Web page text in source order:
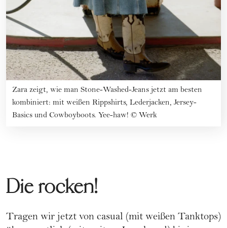
Zara zeigt, wie man Stone-Washed-Jeans jetzt am besten
kombiniert: mit weißen Rippshirts, Lederjacken, Jersey-
Basics und Cowboyboots. Yee-haw! © Werk
Die rocken!
Tragen wir jetzt von casual (mit weißen Tanktops)